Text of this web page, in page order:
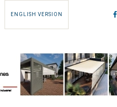
ENGLISH VERSION